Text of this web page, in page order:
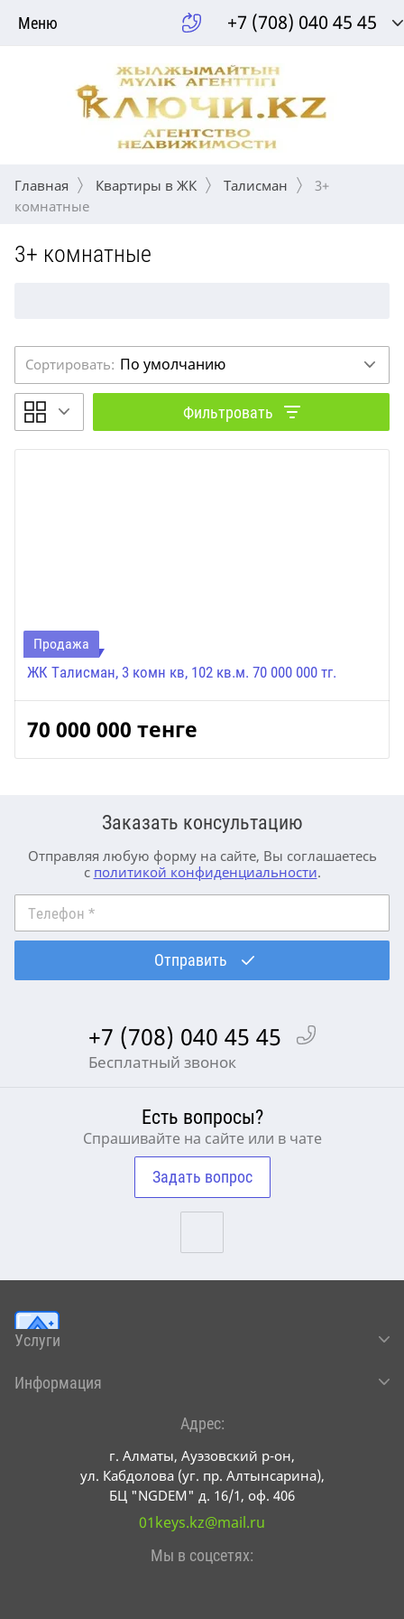
Меню +7 (708) 040 45 45
Главная Квартиры в ЖК Талисман
3+
комнатные
3+ комнатные
Сортировать: По умолчанию
Фильтровать
Продажа
ЖК Талисман, 3 комн кв, 102 кв.м. 70 000 000 тг.
70 000 000 тенге
Заказать консультацию
Отправляя любую форму на сайте, Вы соглашаетесь
с политикой конфиденциальности.
Телефон *
Отправить
+7 (708) 040 45 45
Бесплатный звонок
Есть вопросы?
Спрашивайте на сайте или в чате
Задать вопрос
Адрес:
г. Алматы, Ауэзовский р-он,
ул. Кабдолова (уг. пр. Алтынсарина),
БЦ "NGDEM" д. 16/1, оф. 406
01keys.kz@mail.ru
Мы в соцсетях:
Услуги
Информация